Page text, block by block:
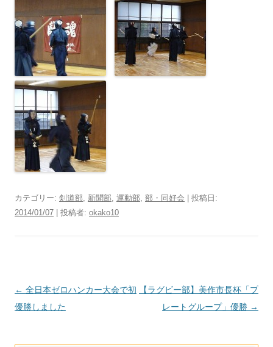
カテゴリー: 剣道部, 新聞部, 運動部, 部・同好会 | 投稿日:
2014/01/07
投稿者: okako10
投
稿
← 全日本ゼロハンカー大会で初
優勝しました
【ラグビー部】美作市長杯「プ
レートグループ」優勝 →